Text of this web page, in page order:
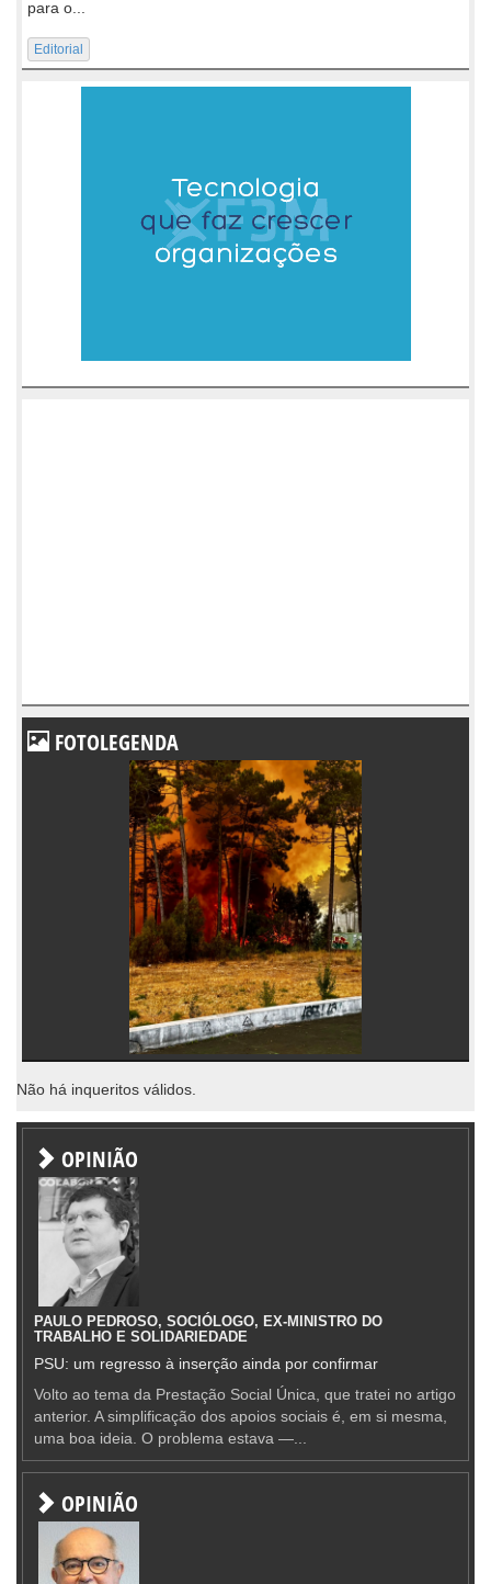
para o...
Editorial
FOTOLEGENDA
Não há inqueritos válidos.
OPINIÃO
PAULO PEDROSO, SOCIÓLOGO, EX-MINISTRO DO
TRABALHO E SOLIDARIEDADE
PSU: um regresso à inserção ainda por confirmar
Volto ao tema da Prestação Social Única, que tratei no artigo
anterior. A simplificação dos apoios sociais é, em si mesma,
uma boa ideia. O problema estava —...
OPINIÃO